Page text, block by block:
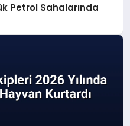
Petrol Sahalarında